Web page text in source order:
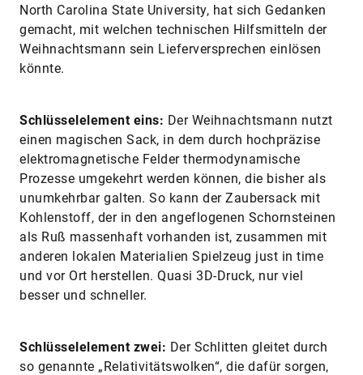
North Carolina State University, hat sich Gedanken
gemacht, mit welchen technischen Hilfsmitteln der
Weihnachtsmann sein Lieferversprechen einlösen
könnte.
Schlüsselelement eins: Der Weihnachtsmann nutzt
einen magischen Sack, in dem durch hochpräzise
elektromagnetische Felder thermodynamische
Prozesse umgekehrt werden können, die bisher als
unumkehrbar galten. So kann der Zaubersack mit
Kohlenstoff, der in den angeflogenen Schornsteinen
als Ruß massenhaft vorhanden ist, zusammen mit
anderen lokalen Materialien Spielzeug just in time
und vor Ort herstellen. Quasi 3D-Druck, nur viel
besser und schneller.
Schlüsselelement zwei: Der Schlitten gleitet durch
so genannte „Relativitätswolken“, die dafür sorgen,